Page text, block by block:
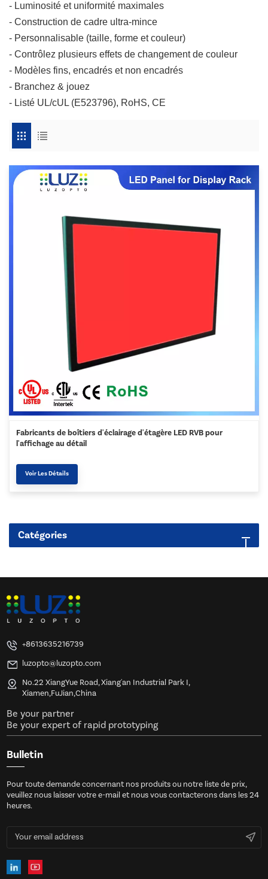
- Luminosité et uniformité maximales
- Construction de cadre ultra-mince
- Personnalisable (taille, forme et couleur)
- Contrôlez plusieurs effets de changement de couleur
- Modèles fins, encadrés et non encadrés
- Branchez & jouez
- Listé UL/cUL (E523796), RoHS, CE
Fabricants de boîtiers d'éclairage d'étagère LED RVB pour
l'affichage au détail
Voir Les Détails
Catégories
+8613635216739
luzopto@luzopto.com
No.22 XiangYue Road, Xiang'an Industrial Park I,
Xiamen,FuJian,China
Be your partner
Be your expert of rapid prototyping
Bulletin
Pour toute demande concernant nos produits ou notre liste de prix,
veuillez nous laisser votre e-mail et nous vous contacterons dans les 24
heures.